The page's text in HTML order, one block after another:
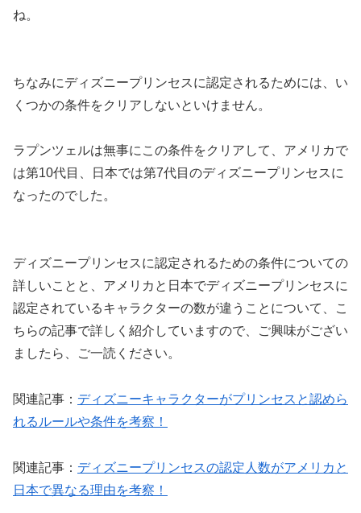
ね。
ちなみにディズニープリンセスに認定されるためには、い
くつかの条件をクリアしないといけません。
ラプンツェルは無事にこの条件をクリアして、アメリカで
は第10代目、日本では第7代目のディズニープリンセスに
なったのでした。
ディズニープリンセスに認定されるための条件についての
詳しいことと、アメリカと日本でディズニープリンセスに
認定されているキャラクターの数が違うことについて、こ
ちらの記事で詳しく紹介していますので、ご興味がござい
ましたら、ご一読ください。
関連記事： ディズニーキャラクターがプリンセスと認めら
れるルールや条件を考察！
関連記事： ディズニープリンセスの認定人数がアメリカと
日本で異なる理由を考察！